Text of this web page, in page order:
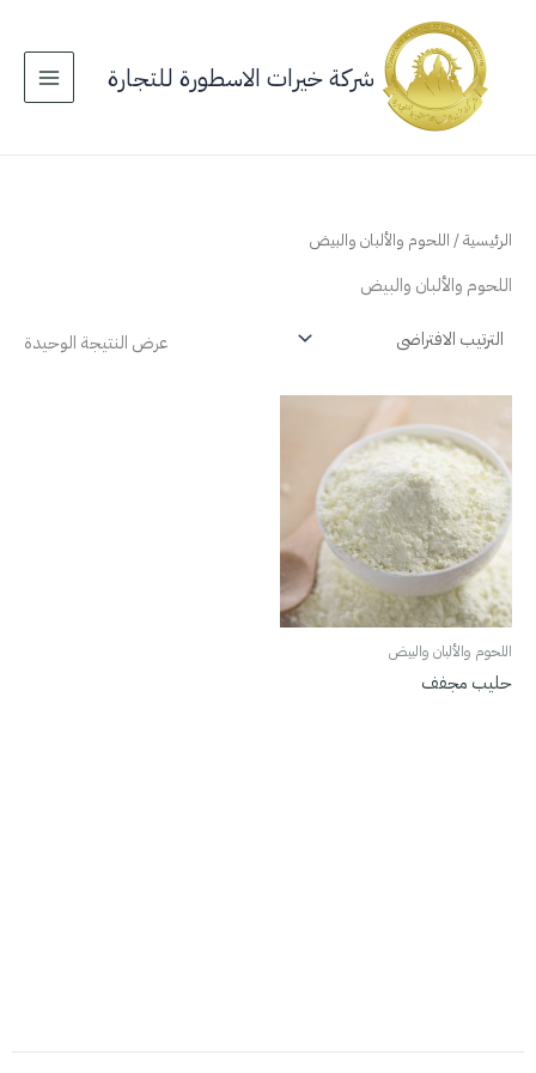
المحتوى
شركة خيرات الاسطورة للتجارة
الرئيسية/ اللحوم والألبان والبيض
اللحوم والألبان والبيض
عرض النتيجة الوحيدة
اللحوم والألبان والبيض
حليب مجفف